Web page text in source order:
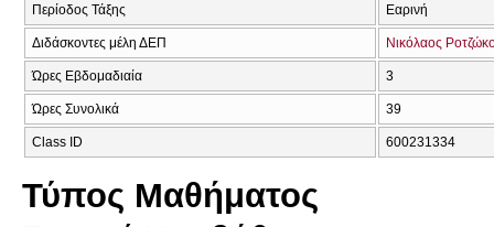
Περίοδος Τάξης Εαρινή
Διδάσκοντες μέλη ΔΕΠ Νικόλαος
Ώρες Εβδομαδιαία 3
Ώρες Συνολικά 39
Class ID 600231334
Τύπος Μαθήματος